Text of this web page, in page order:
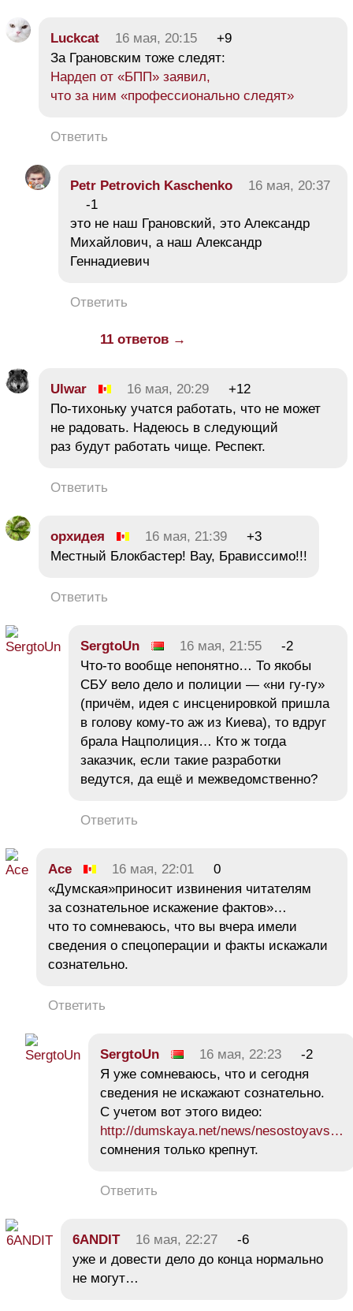
Luckcat 16 мая, 20:15
+9
За Грановским тоже следят:
Нардеп от «БПП» заявил,
что за ним «профессионально следят»
Ответить
Petr Petrovich Kaschenko
16 мая, 20:37
-1
это не наш Грановский, это Александр
Михайлович, а наш Александр
Геннадиевич
Ответить
11 ответов →
Ulwar 16 мая, 20:29
+12
По-тихоньку учатся работать, что не может
не радовать. Надеюсь в следующий
раз будут работать чище. Респект.
Ответить
орхидея 16 мая, 21:39
+3
Местный Блокбастер! Вау, Брависсимо!!!
Ответить
SergtoUn 16 мая, 21:55
-2
Что-то вообще непонятно… То якобы
СБУ вело дело и полиции — «ни гу-гу»
(причём, идея с инсценировкой пришла
в голову кому-то аж из Киева), то вдруг
брала Нацполиция… Кто ж тогда
заказчик, если такие разработки
ведутся, да ещё и межведомственно?
Ответить
Ace 16 мая, 22:01
0
«Думская»приносит извинения читателям
за сознательное искажение фактов»…
что то сомневаюсь, что вы вчера имели
сведения о спецоперации и факты искажали
сознательно.
Ответить
SergtoUn 16 мая, 22:23
-2
Я уже сомневаюсь, что и сегодня
сведения не искажают сознательно.
С учетом вот этого видео:
http://dumskaya.net/news/nesostoyavs…
сомнения только крепнут.
Ответить
6ANDIT 16 мая, 22:27
-6
уже и довести дело до конца нормально
не могут…